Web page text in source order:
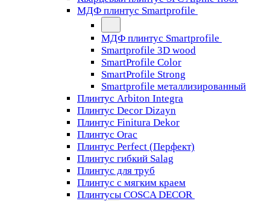
МДФ плинтус Smartprofile
МДФ плинтус Smartprofile
Smartprofile 3D wood
SmartProfile Color
SmartProfile Strong
Smartprofile металлизированный
Плинтус Arbiton Integra
Плинтус Decor Dizayn
Плинтус Finitura Dekor
Плинтус Orac
Плинтус Perfect (Перфект)
Плинтус гибкий Salag
Плинтус для труб
Плинтус с мягким краем
Плинтусы COSCA DECOR